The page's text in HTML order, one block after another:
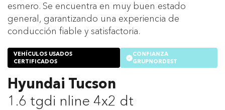
esmero. Se encuentra en muy buen estado
general, garantizando una experiencia de
conducción fiable y satisfactoria.
VEHÍCULOS USADOS
CERTIFICADOS
CONFIANZA
GRUPNORDEST
Hyundai Tucson
1.6 tgdi nline 4x2 dt